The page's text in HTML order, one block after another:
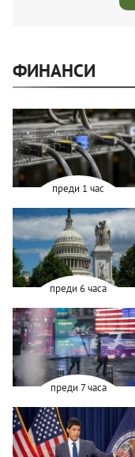
ФИНАНСИ
преди 1 час
преди 6 часа
преди 7 часа